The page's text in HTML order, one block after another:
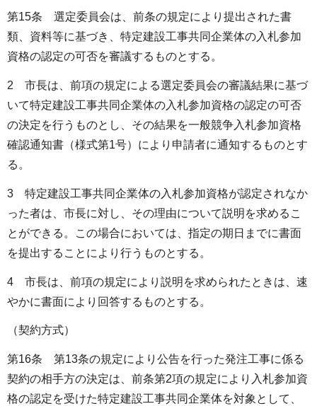
第15条 選定委員会は、前条の規定により提出された書
類、資料等に基づき、特定建設工事共同企業体の入札参加
資格の認定の可否を審議するものとする。
2 市長は、前項の規定による選定委員会の審議結果に基づ
いて特定建設工事共同企業体の入札参加資格の認定の可否
の決定を行うものとし、その結果を一般競争入札参加資格
確認通知書（様式第1号）により申請者に通知するものとす
る。
3 特定建設工事共同企業体の入札参加資格が認定されなか
った者は、市長に対し、その理由について説明を求めるこ
とができる。この場合においては、指定の期日までに書面
を提出することにより行うものとする。
4 市長は、前項の規定により説明を求められたときは、速
やかに書面により回答するものとする。
（契約方式）
第16条 第13条の規定により公告を行った発注工事に係る
契約の相手方の決定は、前条第2項の規定により入札参加資
格の認定を受けた特定建設工事共同企業体を対象として、